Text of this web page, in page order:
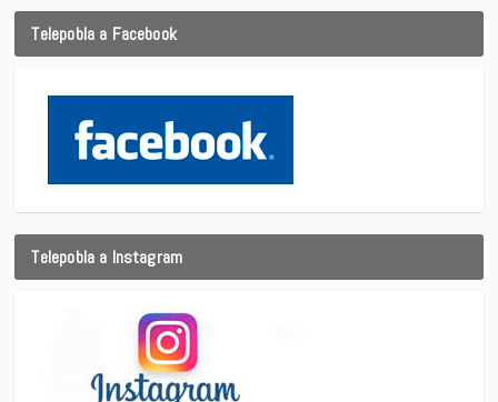
Telepobla a Facebook
Telepobla a Instagram